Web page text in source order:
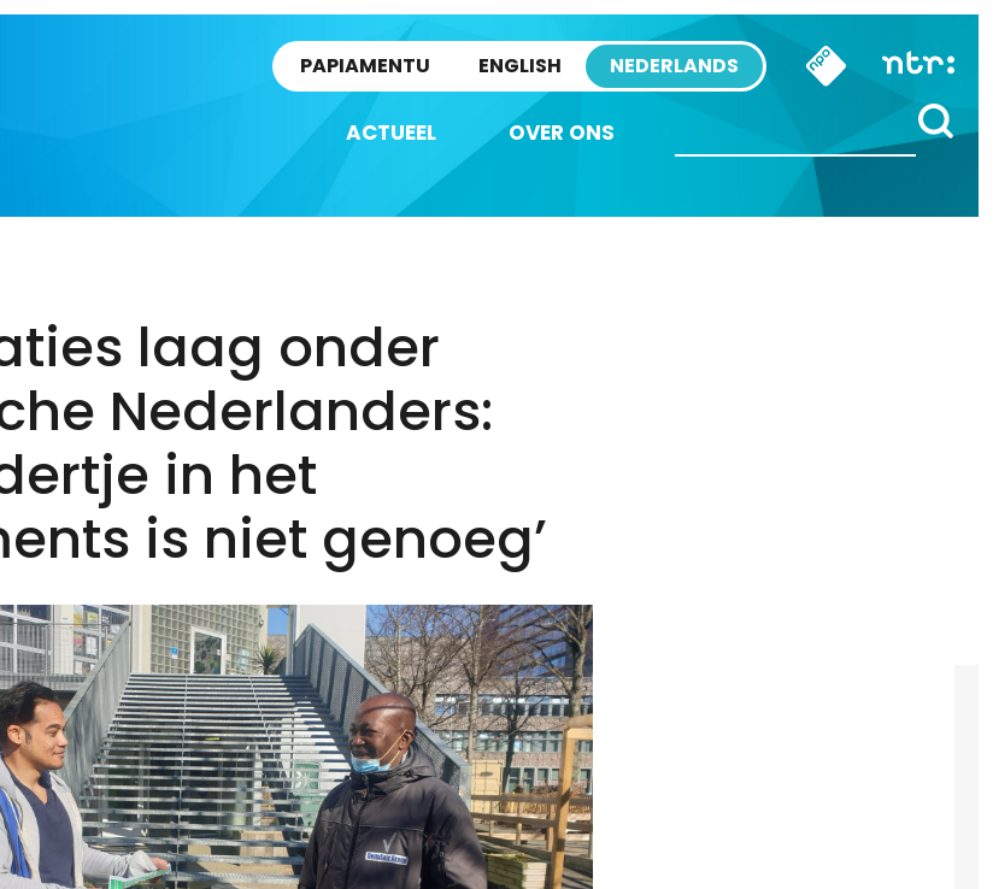
PAPIAMENTU ENGLISH NEDERLANDS
ACTUEEL OVER ONS
laag onder
Nederlanders:
in het
is niet genoeg’